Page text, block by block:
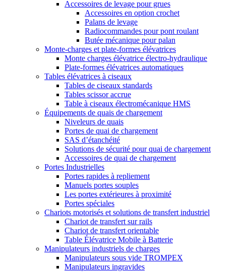
Accessoires de levage pour grues
Accessoires en option crochet
Palans de levage
Radiocommandes pour pont roulant
Butée mécanique pour palan
Monte-charges et plate-formes élévatrices
Monte charges élévatrice électro-hydraulique
Plate-formes élévatrices automatiques
Tables élévatrices à ciseaux
Tables de ciseaux standards
Tables scissor accrue
Table à ciseaux électromécanique HMS
Équipements de quais de chargement
Niveleurs de quais
Portes de quai de chargement
SAS d’étanchéité
Solutions de sécurité pour quai de chargement
Accessoires de quai de chargement
Portes Industrielles
Portes rapides à repliement
Manuels portes souples
Les portes extérieures à proximité
Portes spéciales
Chariots motorisés et solutions de transfert industriel
Chariot de transfert sur rails
Chariot de transfert orientable
Table Élévatrice Mobile à Batterie
Manipulateurs industriels de charges
Manipulateurs sous vide TROMPEX
Manipulateurs ingravides